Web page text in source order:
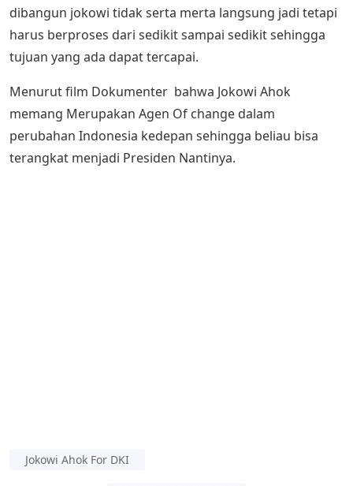
dibangun jokowi tidak serta merta langsung jadi tetapi
harus berproses dari sedikit sampai sedikit sehingga
tujuan yang ada dapat tercapai.
Menurut film Dokumenter bahwa Jokowi Ahok
memang Merupakan Agen Of change dalam
perubahan Indonesia kedepan sehingga beliau bisa
terangkat menjadi Presiden Nantinya.
Jokowi Ahok For DKI